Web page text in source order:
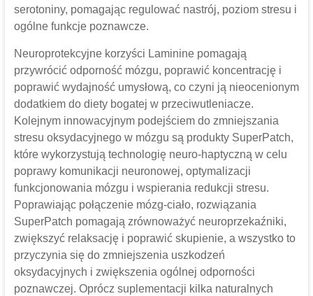
serotoniny, pomagając regulować nastrój, poziom stresu i
ogólne funkcje poznawcze.
Neuroprotekcyjne korzyści Laminine pomagają
przywrócić odporność mózgu, poprawić koncentrację i
poprawić wydajność umysłową, co czyni ją nieocenionym
dodatkiem do diety bogatej w przeciwutleniacze.
Kolejnym innowacyjnym podejściem do zmniejszania
stresu oksydacyjnego w mózgu są produkty SuperPatch,
które wykorzystują technologię neuro-haptyczną w celu
poprawy komunikacji neuronowej, optymalizacji
funkcjonowania mózgu i wspierania redukcji stresu.
Poprawiając połączenie mózg-ciało, rozwiązania
SuperPatch pomagają zrównoważyć neuroprzekaźniki,
zwiększyć relaksację i poprawić skupienie, a wszystko to
przyczynia się do zmniejszenia uszkodzeń
oksydacyjnych i zwiększenia ogólnej odporności
poznawczej. Oprócz suplementacji kilka naturalnych